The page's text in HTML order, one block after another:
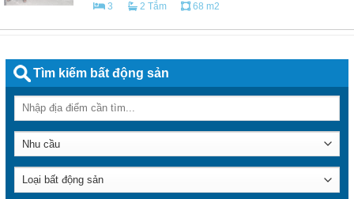
3
2 Tắm 68 m2
Tìm kiếm bất động sản